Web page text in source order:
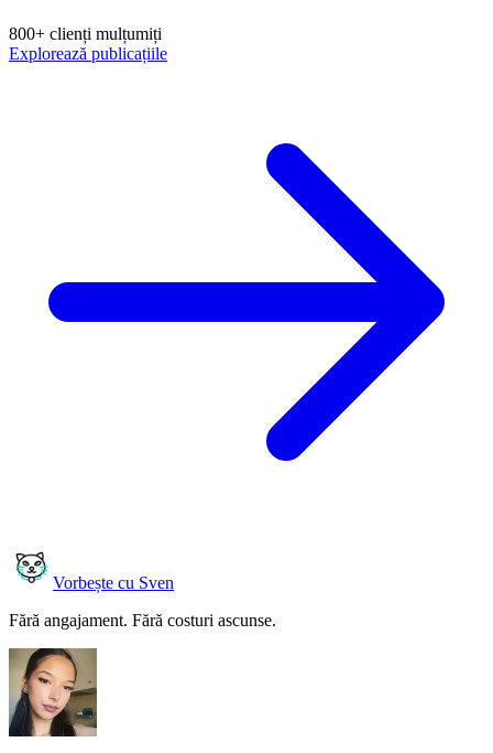
800+ clienți mulțumiți
Explorează publicațiile
Vorbește cu Sven
Fără angajament. Fără costuri ascunse.